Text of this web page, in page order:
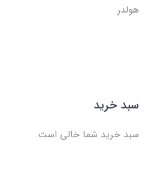
هولدر
سبد خرید
سبد خرید شما خالی است.